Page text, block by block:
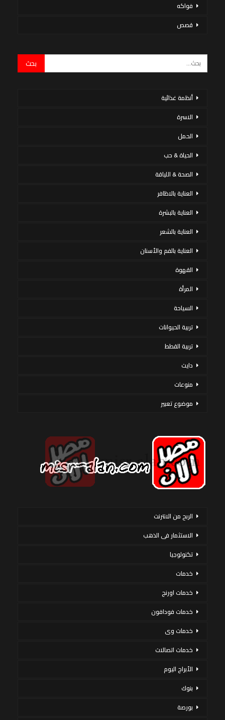
فواكه
قصص
أنظمة غذائية
الاسرة
الحمل
الحياة & حب
الصحة & اللياقة
العناية بالاظافر
العناية بالبشرة
العناية بالشعر
العناية بالفم والأسنان
القهوة
المرأة
السياحة
تربية الحيوانات
تربية القطط
دايت
منوعات
موضوع تعبير
الربح من الانترنت
الاستثمار فى الذهب
تكنولوجيا
خدمات
خدمات اورنج
خدمات فودافون
خدمات وى
خدمات اتصالات
الأبراج اليوم
بنوك
بورصة